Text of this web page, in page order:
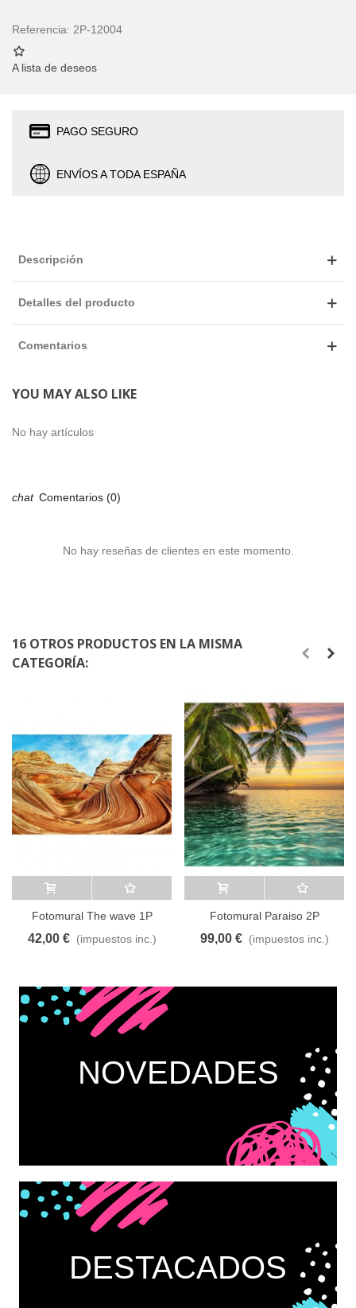
Referencia: 2P-12004
A lista de deseos
PAGO SEGURO
ENVÍOS A TODA ESPAÑA
Descripción
Detalles del producto
Comentarios
YOU MAY ALSO LIKE
No hay artículos
Comentarios (0)
No hay reseñas de clientes en este momento.
16 OTROS PRODUCTOS EN LA MISMA
CATEGORÍA:
Añadir al carrito A lista de deseos
Fotomural The wave 1P
42,00 € (impuestos inc.)
Añadir al carrito A lista de deseos
Fotomural Paraiso 2P
99,00 € (impuestos inc.)
NOVEDADES
DESTACADOS